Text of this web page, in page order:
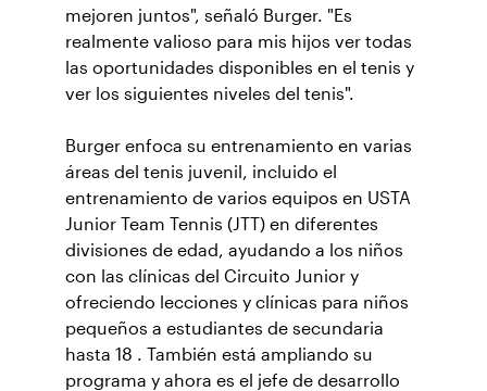
mejoren juntos", señaló Burger. "Es
realmente valioso para mis hijos ver todas
las oportunidades disponibles en el tenis y
ver los siguientes niveles del tenis".
Burger enfoca su entrenamiento en varias
áreas del tenis juvenil, incluido el
entrenamiento de varios equipos en USTA
Junior Team Tennis (JTT) en diferentes
divisiones de edad, ayudando a los niños
con las clínicas del Circuito Junior y
ofreciendo lecciones y clínicas para niños
pequeños a estudiantes de secundaria
hasta 18 . También está ampliando su
programa y ahora es el jefe de desarrollo